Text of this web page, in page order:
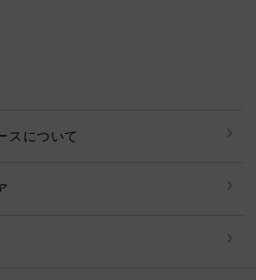
スについて